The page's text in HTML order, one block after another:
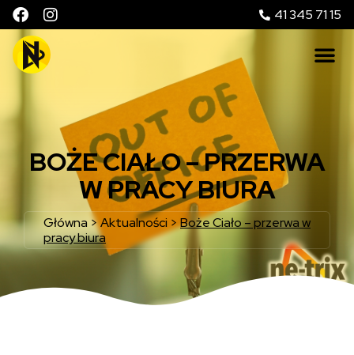
41 345 71 15
BOŻE CIAŁO – PRZERWA
W PRACY BIURA
Główna >Aktualności >Boże Ciało – przerwa w
pracy biura